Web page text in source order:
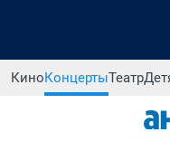
КиноКонцертыТеатр